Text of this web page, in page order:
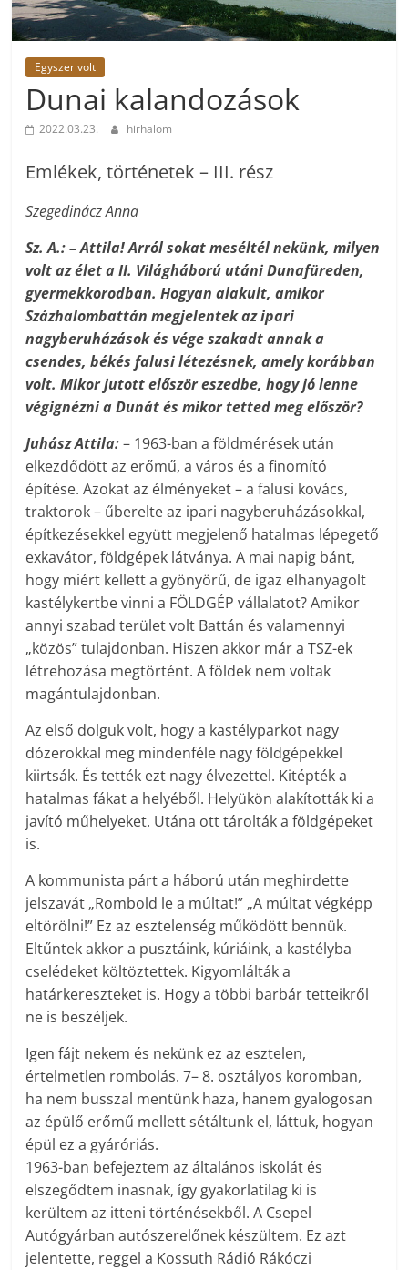
Egyszer volt
Dunai kalandozások
2022.03.23. hirhalom
Emlékek, történetek – III. rész
Szegedinácz Anna
Sz. A.: – Attila! Arról sokat meséltél nekünk, milyen
volt az élet a II. Világháború utáni Dunafüreden,
gyermekkorodban. Hogyan alakult, amikor
Százhalombattán megjelentek az ipari
nagyberuházások és vége szakadt annak a
csendes, békés falusi létezésnek, amely korábban
volt. Mikor jutott először eszedbe, hogy jó lenne
végignézni a Dunát és mikor tetted meg először?
Juhász Attila:– 1963-ban a földmérések után
elkezdődött az erőmű, a város és a finomító
építése. Azokat az élményeket – a falusi kovács,
traktorok – űberelte az ipari nagyberuházásokkal,
építkezésekkel együtt megjelenő hatalmas lépegető
exkavátor, földgépek látványa. A mai napig bánt,
hogy miért kellett a gyönyörű, de igaz elhanyagolt
kastélykertbe vinni a FÖLDGÉP vállalatot? Amikor
annyi szabad terület volt Battán és valamennyi
„közös” tulajdonban. Hiszen akkor már a TSZ-ek
létrehozása megtörtént. A földek nem voltak
magántulajdonban.
Az első dolguk volt, hogy a kastélyparkot nagy
dózerokkal meg mindenféle nagy földgépekkel
kiirtsák. És tették ezt nagy élvezettel. Kitépték a
hatalmas fákat a helyéből. Helyükön alakították ki a
javító műhelyeket. Utána ott tárolták a földgépeket
is.
A kommunista párt a háború után meghirdette
jelszavát „Rombold le a múltat!” „A múltat végképp
eltörölni!” Ez az esztelenség működött bennük.
Eltűntek akkor a pusztáink, kúriáink, a kastélyba
cselédeket költöztettek. Kigyomlálták a
határkereszteket is. Hogy a többi barbár tetteikről
ne is beszéljek.
Igen fájt nekem és nekünk ez az esztelen,
értelmetlen rombolás. 7– 8. osztályos koromban,
ha nem busszal mentünk haza, hanem gyalogosan
az épülő erőmű mellett sétáltunk el, láttuk, hogyan
épül ez a gyáróriás.
1963-ban befejeztem az általános iskolát és
elszegődtem inasnak, így gyakorlatilag ki is
kerültem az itteni történésekből. A Csepel
Autógyárban autószerelőnek készültem. Ez azt
jelentette, reggel a Kossuth Rádió Rákóczi